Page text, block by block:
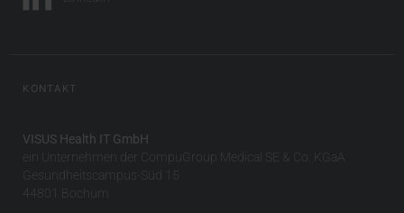
KONTAKT
VISUS Health IT GmbH
ein Unternehmen der CompuGroup Medical SE & Co. KGaA
Gesundheitscampus-Süd 15
44801 Bochum